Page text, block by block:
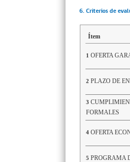
6. Criterios de
Ítem
1 OFERTA
2 PLAZO DE
3
FORMALES
4 OFERTA
5 PROGRAMA